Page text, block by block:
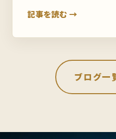
記事を読む →
ブログ一